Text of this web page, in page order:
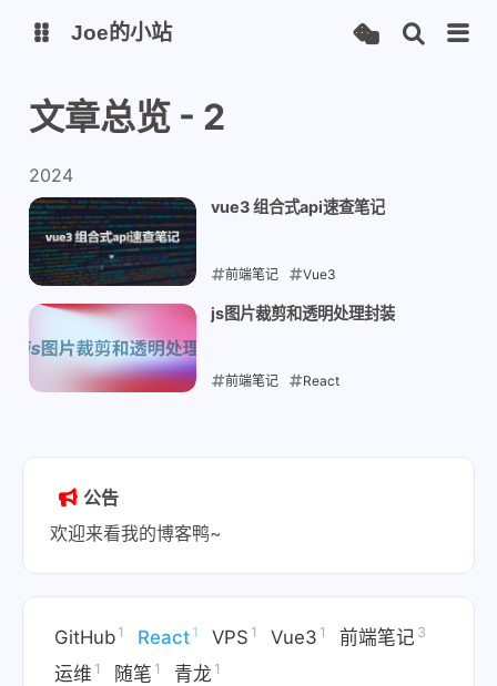
博客
wakapi
服务状态 图床插件
Joe的小站
文章总览 - 2
2024
vue3 组合式api速查笔记
前端笔记 Vue3
2024-07-26
js图片裁剪和透明处理封装
前端笔记 React
公告
欢迎来看我的博客鸭~
GitHub 1 React 1 VPS 1 Vue3 1 前端笔记 3
运维 1 随笔 1 青龙 1